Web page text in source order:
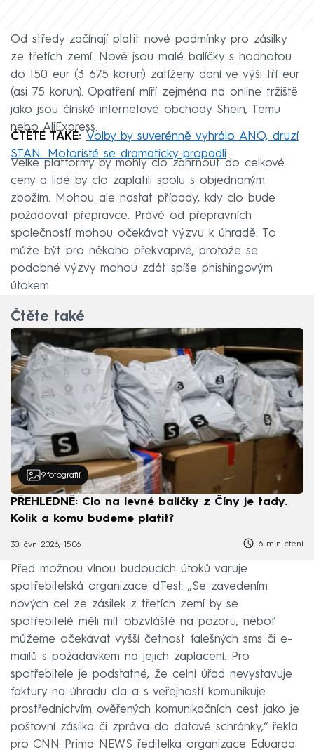
Od středy začínají platit nové podmínky pro zásilky
ze třetích zemí. Nově jsou malé balíčky s hodnotou
do 150 eur (3 675 korun) zatíženy daní ve výši tří eur
(asi 75 korun). Opatření míří zejména na online tržiště
jako jsou čínské internetové obchody Shein, Temu
nebo AliExpress.
ČTĚTE TAKÉ: Volby by suverénně vyhrálo ANO, druzí
STAN. Motoristé se dramaticky propadli
Velké platformy by mohly clo zahrnout do celkové
ceny a lidé by clo zaplatili spolu s objednaným
zbožím. Mohou ale nastat případy, kdy clo bude
požadovat přepravce. Právě od přepravních
společností mohou očekávat výzvu k úhradě. To
může být pro někoho překvapivé, protože se
podobné výzvy mohou zdát spíše phishingovým
útokem.
Čtěte také
9 fotografií
PŘEHLEDNĚ: Clo na levné balíčky z Číny je tady.
Kolik a komu budeme platit?
30. čvn 2026, 15:06 6 min čtení
Před možnou vlnou budoucích útoků varuje
spotřebitelská organizace dTest. „Se zavedením
nových cel ze zásilek z třetích zemí by se
spotřebitelé měli mít obzvláště na pozoru, neboť
můžeme očekávat vyšší četnost falešných sms či e-
mailů s požadavkem na jejich zaplacení. Pro
spotřebitele je podstatné, že celní úřad nevystavuje
faktury na úhradu cla a s veřejností komunikuje
prostřednictvím ověřených komunikačních cest jako je
poštovní zásilka či zpráva do datové schránky,“ řekla
pro CNN Prima NEWS ředitelka organizace Eduarda